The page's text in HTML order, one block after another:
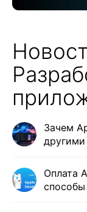
Зачем
Оплата
способы